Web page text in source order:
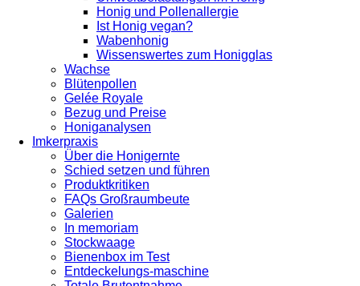
Honig und Pollenallergie
Ist Honig vegan?
Wabenhonig
Wissenswertes zum Honigglas
Wachse
Blütenpollen
Gelée Royale
Bezug und Preise
Honiganalysen
Imkerpraxis
Über die Honigernte
Schied setzen und führen
Produktkritiken
FAQs Großraumbeute
Galerien
In memoriam
Stockwaage
Bienenbox im Test
Entdeckelungs-maschine